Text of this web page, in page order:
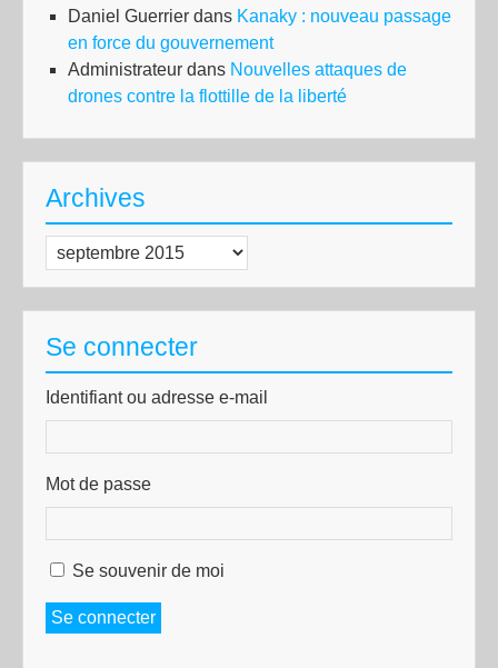
Daniel Guerrier dans Kanaky : nouveau passage
en force du gouvernement
Administrateur dans Nouvelles attaques de
drones contre la flottille de la liberté
Archives
Archives
Se connecter
Identifiant ou adresse e-mail
Mot de passe
Se souvenir de moi
Se connecter